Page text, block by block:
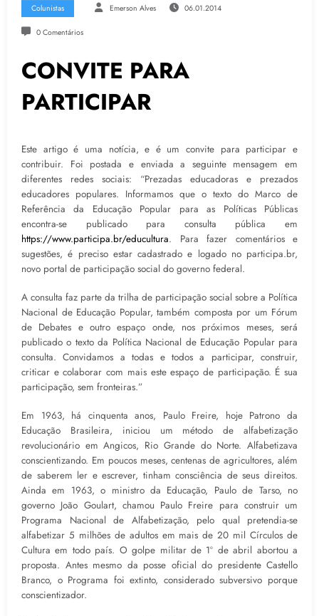
Colunistas Emerson Alves 06.01.2014
0 Comentários
CONVITE PARA
PARTICIPAR
Este artigo é uma notícia, e é um convite para participar e
contribuir. Foi postada e enviada a seguinte mensagem em
diferentes redes sociais: “Prezadas educadoras e prezados
educadores populares. Informamos que o texto do Marco de
Referência da Educação Popular para as Políticas Públicas
encontra-se publicado para consulta pública em
https://www.participa.br/educultura. Para fazer comentários e
sugestões, é preciso estar cadastrado e logado no participa.br,
novo portal de participação social do governo federal.
A consulta faz parte da trilha de participação social sobre a Política
Nacional de Educação Popular, também composta por um Fórum
de Debates e outro espaço onde, nos próximos meses, será
publicado o texto da Política Nacional de Educação Popular para
consulta. Convidamos a todas e todos a participar, construir,
criticar e colaborar com mais este espaço de participação. É sua
participação, sem fronteiras.”
Em 1963, há cinquenta anos, Paulo Freire, hoje Patrono da
Educação Brasileira, iniciou um método de alfabetização
revolucionário em Angicos, Rio Grande do Norte. Alfabetizava
conscientizando. Em poucos meses, centenas de agricultores, além
de saberem ler e escrever, tinham consciência de seus direitos.
Ainda em 1963, o ministro da Educação, Paulo de Tarso, no
governo João Goulart, chamou Paulo Freire para construir um
Programa Nacional de Alfabetização, pelo qual pretendia-se
alfabetizar 5 milhões de adultos em mais de 20 mil Círculos de
Cultura em todo país. O golpe militar de 1º de abril abortou a
proposta. Antes mesmo da posse oficial do presidente Castello
Branco, o Programa foi extinto, considerado subversivo porque
conscientizador.